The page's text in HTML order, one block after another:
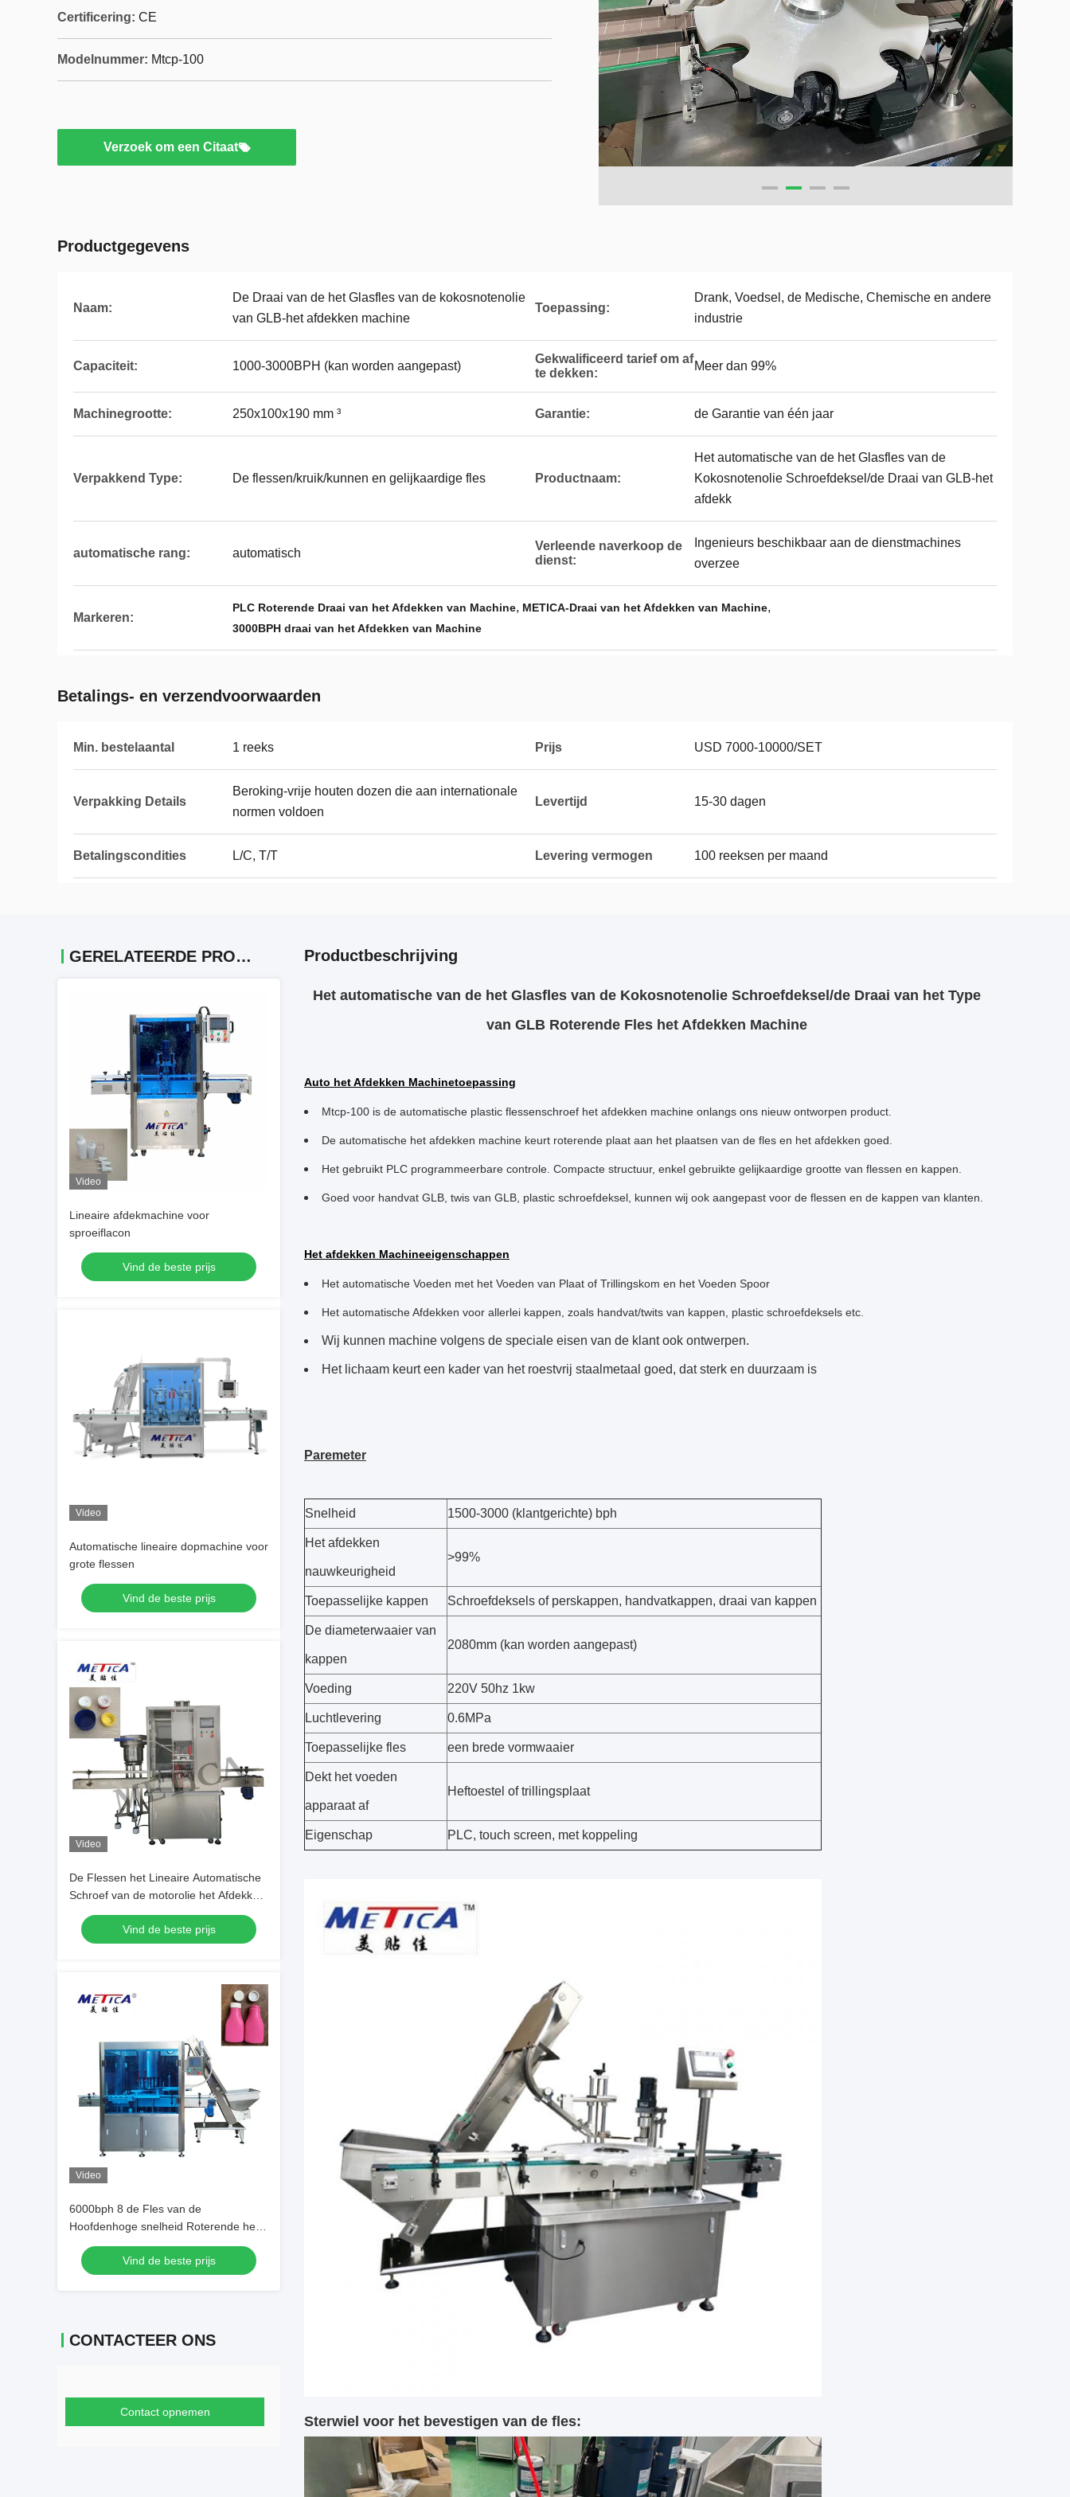
Certificering: CE
Modelnummer: Mtcp-100
Verzoek om een Citaat
Productgegevens
Naam:
De Draai van de het Glasfles van de kokosnotenolie
van GLB-het afdekken machine
Toepassing:
Drank, Voedsel, de Medische, Chemische en andere
industrie
Capaciteit: 1000-3000BPH (kan worden aangepast)
Gekwalificeerd tarief om af
te dekken:
Meer dan 99%
Machinegrootte: 250x100x190 mm ³ Garantie: de Garantie van één jaar
Verpakkend Type: De flessen/kruik/kunnen en gelijkaardige fles Productnaam:
Het automatische van de het Glasfles van de
Kokosnotenolie Schroefdeksel/de Draai van GLB-het
afdekk
automatische rang: automatisch
Verleende naverkoop de
dienst:
Ingenieurs beschikbaar aan de dienstmachines
overzee
Markeren:
PLC Roterende Draai van het Afdekken van Machine, METICA-Draai van het Afdekken van Machine,
3000BPH draai van het Afdekken van Machine
Betalings- en verzendvoorwaarden
Min. bestelaantal 1 reeks Prijs USD 7000-10000/SET
Verpakking Details
Beroking-vrije houten dozen die aan internationale
normen voldoen
Levertijd 15-30 dagen
Betalingscondities L/C, T/T Levering vermogen 100 reeksen per maand
GERELATEERDE PRODUCTEN
Video
Lineaire afdekmachine voor
sproeiflacon
Vind de beste prijs
Video
Automatische lineaire dopmachine voor
grote flessen
Vind de beste prijs
Video
De Flessen het Lineaire Automatische
Schroef van de motorolie het Afdekken
Machine Drukken en Schroefdeksel
Vind de beste prijs
Video
6000bph 8 de Fles van de
Hoofdenhoge snelheid Roterende het
Afdekken Machine voor Plastiek en
Glasfles
Vind de beste prijs
CONTACTEER ONS
Contact opnemen
Productbeschrijving
Het automatische van de het Glasfles van de Kokosnotenolie Schroefdeksel/de Draai van het Type
van GLB Roterende Fles het Afdekken Machine
Auto het Afdekken Machinetoepassing
Mtcp-100 is de automatische plastic flessenschroef het afdekken machine onlangs ons nieuw ontworpen product.
De automatische het afdekken machine keurt roterende plaat aan het plaatsen van de fles en het afdekken goed.
Het gebruikt PLC programmeerbare controle. Compacte structuur, enkel gebruikte gelijkaardige grootte van flessen en kappen.
Goed voor handvat GLB, twis van GLB, plastic schroefdeksel, kunnen wij ook aangepast voor de flessen en de kappen van klanten.
Het afdekken Machineeigenschappen
Het automatische Voeden met het Voeden van Plaat of Trillingskom en het Voeden Spoor
Het automatische Afdekken voor allerlei kappen, zoals handvat/twits van kappen, plastic schroefdeksels etc.
Wij kunnen machine volgens de speciale eisen van de klant ook ontwerpen.
Het lichaam keurt een kader van het roestvrij staalmetaal goed, dat sterk en duurzaam is
Paremeter
Snelheid 1500-3000 (klantgerichte) bph
Het afdekken
nauwkeurigheid
>99%
Toepasselijke kappen Schroefdeksels of perskappen, handvatkappen, draai van kappen
De diameterwaaier van
kappen
2080mm (kan worden aangepast)
Voeding 220V 50hz 1kw
Luchtlevering 0.6MPa
Toepasselijke fles een brede vormwaaier
Dekt het voeden
apparaat af
Heftoestel of trillingsplaat
Eigenschap PLC, touch screen, met koppeling
Sterwiel voor het bevestigen van de fles: